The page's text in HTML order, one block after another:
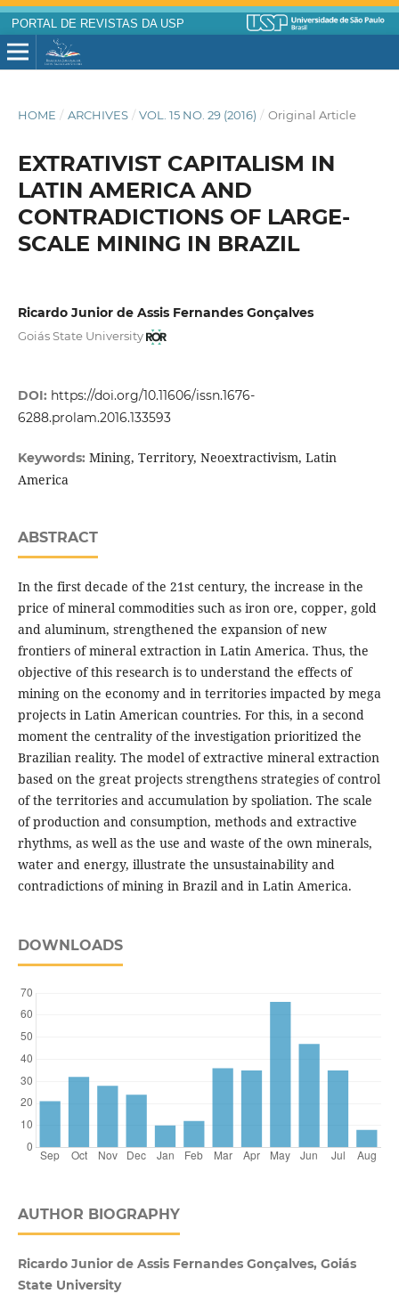
PORTAL DE REVISTAS DA USP
HOME / ARCHIVES / VOL. 15 NO. 29 (2016) / Original Article
EXTRATIVIST CAPITALISM IN
LATIN AMERICA AND
CONTRADICTIONS OF LARGE-
SCALE MINING IN BRAZIL
Ricardo Junior de Assis Fernandes Gonçalves
Goiás State University
DOI: https://doi.org/10.11606/issn.1676-
6288.prolam.2016.133593
Keywords: Mining, Territory, Neoextractivism, Latin
America
ABSTRACT
In the first decade of the 21st century, the increase in the
price of mineral commodities such as iron ore, copper, gold
and aluminum, strengthened the expansion of new
frontiers of mineral extraction in Latin America. Thus, the
objective of this research is to understand the effects of
mining on the economy and in territories impacted by mega
projects in Latin American countries. For this, in a second
moment the centrality of the investigation prioritized the
Brazilian reality. The model of extractive mineral extraction
based on the great projects strengthens strategies of control
of the territories and accumulation by spoliation. The scale
of production and consumption, methods and extractive
rhythms, as well as the use and waste of the own minerals,
water and energy, illustrate the unsustainability and
contradictions of mining in Brazil and in Latin America.
DOWNLOADS
AUTHOR BIOGRAPHY
Ricardo Junior de Assis Fernandes Gonçalves, Goiás
State University